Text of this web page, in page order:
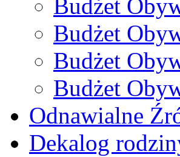
Budżet
Budżet
Budżet
Budżet
Odnawialne
Dekalog